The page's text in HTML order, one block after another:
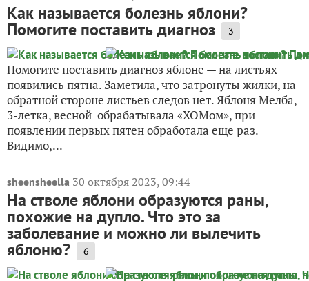
Как называется болезнь яблони?
Помогите поставить диагноз 3
Помогите поставить диагноз яблоне — на листьях
появились пятна. Заметила, что затронуты жилки, на
обратной стороне листьев следов нет. Яблоня Мелба,
3-летка, весной обрабатывала «ХОМом», при
появлении первых пятен обработала еще раз.
Видимо,...
sheensheella 30 октября 2023, 09:44
На стволе яблони образуются раны,
похожие на дупло. Что это за
заболевание и можно ли вылечить
яблоню? 6